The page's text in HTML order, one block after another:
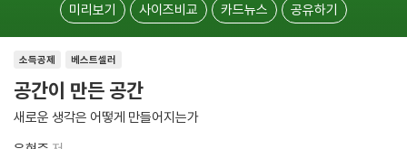
미리보기 사이즈비교 카드뉴스 공유하기
소득공제 베스트셀러
공간이 만든 공간
새로운 생각은 어떻게 만들어지는가